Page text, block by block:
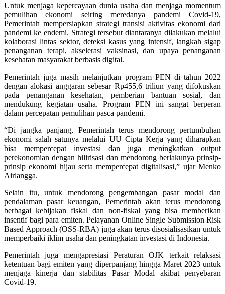
Untuk menjaga kepercayaan dunia usaha dan menjaga momentum
pemulihan ekonomi seiring meredanya pandemi Covid-19,
Pemerintah mempersiapkan strategi transisi aktivitas ekonomi dari
pandemi ke endemi. Strategi tersebut diantaranya dilakukan melalui
kolaborasi lintas sektor, deteksi kasus yang intensif, langkah sigap
penanganan terapi, akselerasi vaksinasi, dan upaya penanganan
kesehatan masyarakat berbasis digital.
Pemerintah juga masih melanjutkan program PEN di tahun 2022
dengan alokasi anggaran sebesar Rp455,6 triliun yang difokuskan
pada penanganan kesehatan, pemberian bantuan sosial, dan
mendukung kegiatan usaha. Program PEN ini sangat berperan
dalam percepatan pemulihan pasca pandemi.
“Di jangka panjang, Pemerintah terus mendorong pertumbuhan
ekonomi salah satunya melalui UU Cipta Kerja yang diharapkan
bisa mempercepat investasi dan juga meningkatkan output
perekonomian dengan hilirisasi dan mendorong berlakunya prinsip-
prinsip ekonomi hijau serta mempercepat digitalisasi,” ujar Menko
Airlangga.
Selain itu, untuk mendorong pengembangan pasar modal dan
pendalaman pasar keuangan, Pemerintah akan terus mendorong
berbagai kebijakan fiskal dan non-fiskal yang bisa memberikan
insentif bagi para emiten. Pelayanan Online Single Submission Risk
Based Approach (OSS-RBA) juga akan terus disosialisasikan untuk
memperbaiki iklim usaha dan peningkatan investasi di Indonesia.
Pemerintah juga mengapresiasi Peraturan OJK terkait relaksasi
ketentuan bagi emiten yang diperpanjang hingga Maret 2023 untuk
menjaga kinerja dan stabilitas Pasar Modal akibat penyebaran
Covid-19.